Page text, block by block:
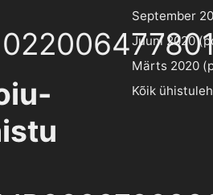
September
Juuni 2020
Märts 2020
Kõik